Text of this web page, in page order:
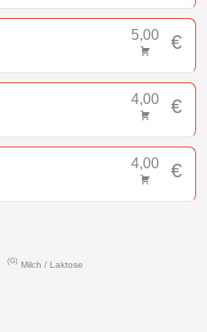
5,00 €
4,00 €
4,00 €
G Milch / Laktose